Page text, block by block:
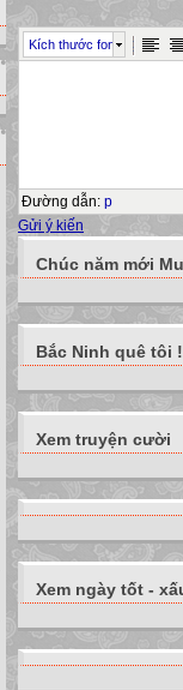
Kích thước font
Đường dẫn: p
Gửi ý kiến
Chúc năm mới
Bắc Ninh quê tôi !
Xem truyện cười
Xem ngày tốt -